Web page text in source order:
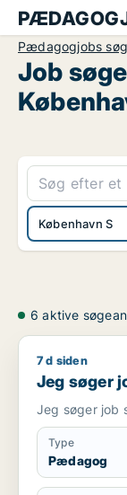
Pædagogjobs
Job
København S
6 aktive
Jeg søger job
7 d siden
Jeg søger
Jeg søger job
Type
Pædagog